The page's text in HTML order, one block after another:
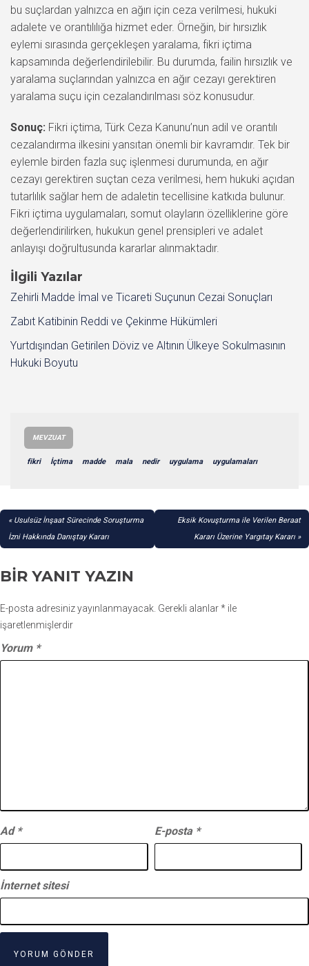
bu suçlardan yalnızca en ağırı için ceza verilmesi, hukuki
adalete ve orantılılığa hizmet eder. Örneğin, bir hırsızlık
eylemi sırasında gerçekleşen yaralama, fikri içtima
kapsamında değerlendirilebilir. Bu durumda, failin hırsızlık ve
yaralama suçlarından yalnızca en ağır cezayı gerektiren
yaralama suçu için cezalandırılması söz konusudur.
Sonuç: Fikri içtima, Türk Ceza Kanunu’nun adil ve orantılı
cezalandırma ilkesini yansıtan önemli bir kavramdır. Tek bir
eylemle birden fazla suç işlenmesi durumunda, en ağır
cezayı gerektiren suçtan ceza verilmesi, hem hukuki açıdan
tutarlılık sağlar hem de adaletin tecellisine katkıda bulunur.
Fikri içtima uygulamaları, somut olayların özelliklerine göre
değerlendirilirken, hukukun genel prensipleri ve adalet
anlayışı doğrultusunda kararlar alınmaktadır.
İlgili Yazılar
Zehirli Madde İmal ve Ticareti Suçunun Cezai Sonuçları
Zabıt Katibinin Reddi ve Çekinme Hükümleri
Yurtdışından Getirilen Döviz ve Altının Ülkeye Sokulmasının
Hukuki Boyutu
MEVZUAT
fikri İçtima madde mala nedir uygulama uygulamaları
YAZI
GEZINMESI
Usulsüz İnşaat Sürecinde Soruşturma
İzni Hakkında Danıştay Kararı
Eksik Kovuşturma ile Verilen Beraat
Kararı Üzerine Yargıtay Kararı
BIR YANIT YAZIN
E-posta adresiniz yayınlanmayacak. Gerekli alanlar* ile
işaretlenmişlerdir
Yorum *
Ad * E-posta *
İnternet sitesi